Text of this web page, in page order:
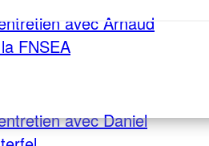
avec Arnaud
FNSEA
avec Daniel